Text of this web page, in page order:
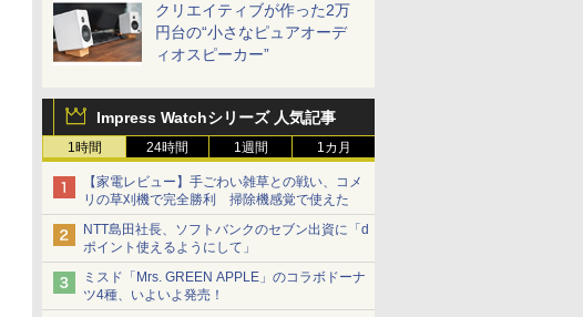
クリエイティブが作った2万
円台の“小さなピュアオーデ
ィオスピーカー”
Impress Watchシリーズ 人気記事
1時間 24時間 1週間 1カ月
【家電レビュー】手ごわい雑草との戦い、コメ
リの草刈機で完全勝利 掃除機感覚で使えた
NTT島田社長、ソフトバンクのセブン出資に「d
ポイント使えるようにして」
ミスド「Mrs. GREEN APPLE」のコラボドーナ
ツ4種、いよいよ発売！